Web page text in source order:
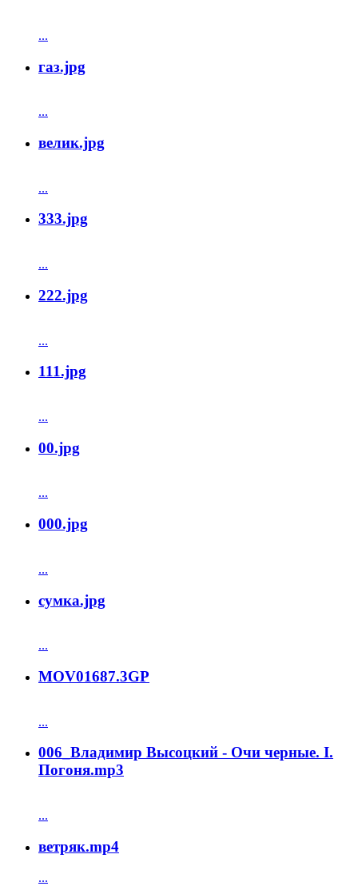
...
газ.jpg
...
велик.jpg
...
333.jpg
...
222.jpg
...
111.jpg
...
00.jpg
...
000.jpg
...
сумка.jpg
...
MOV01687.3GP
...
006_Владимир Высоцкий - Очи черные. I.
Погоня.mp3
...
ветряк.mp4
...